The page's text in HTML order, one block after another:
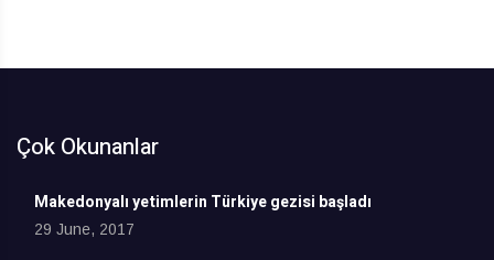
Çok Okunanlar
Makedonyalı yetimlerin Türkiye gezisi başladı
29 June, 2017